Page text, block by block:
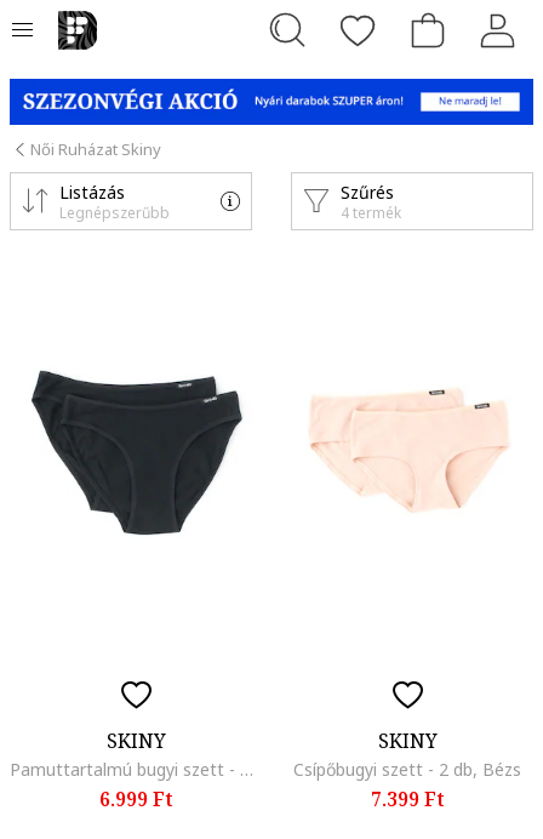
Női Ruházat Skiny
Szűrés
4 termék
Listázás
Legnépszerűbb
SKINY
Pamuttartalmú bugyi szett - 2 db, Fekete
6.999 Ft
SKINY
Csípőbugyi szett - 2 db, Bézs
7.399 Ft